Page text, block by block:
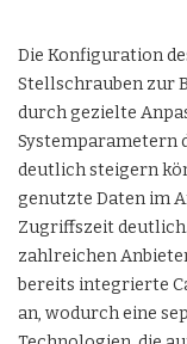
Die Konfiguration
Stellschrauben zur
durch gezielte
Systemparametern
deutlich steigern
genutzte Daten im
Zugriffszeit
zahlreichen
bereits integrierte
an, wodurch eine